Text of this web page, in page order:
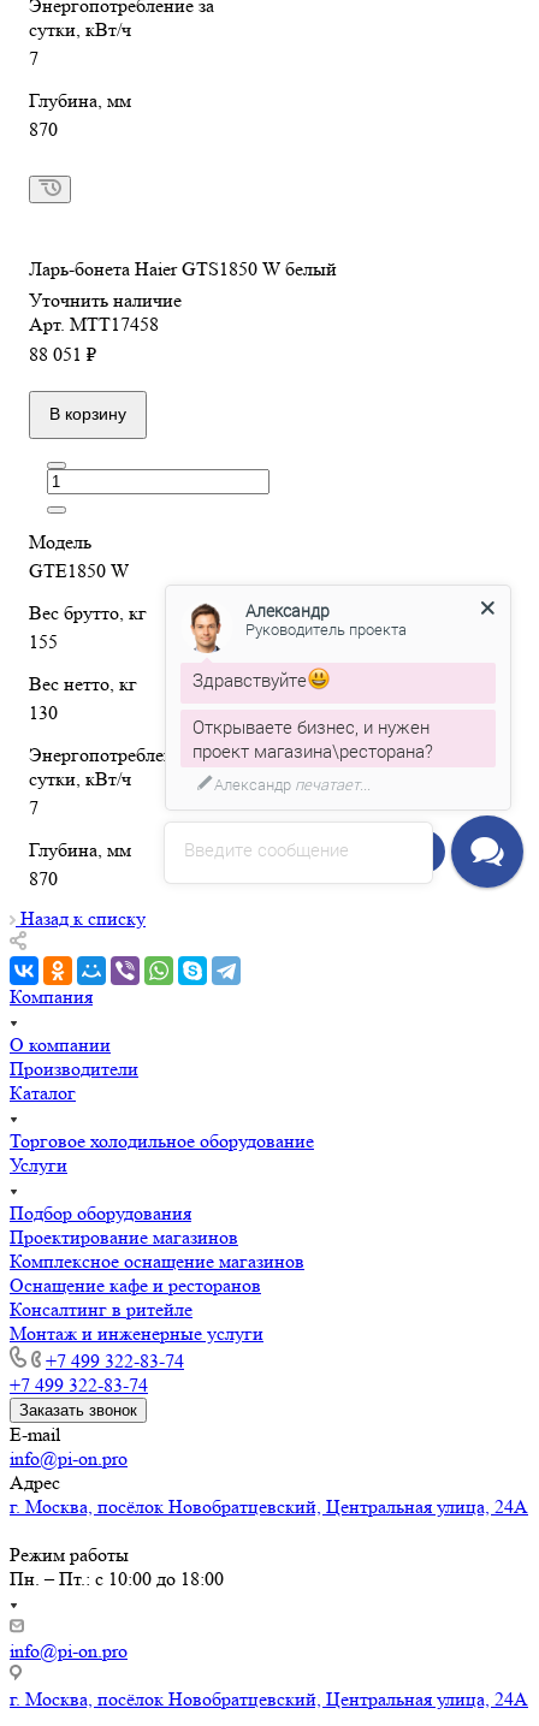
Энергопотребление за
сутки, кВт/ч
7
Глубина, мм
870
Ларь-бонета Haier GTS1850 W белый
Уточнить наличие
Арт. МТТ17458
88 051 ₽
В корзину
Модель
GTE1850 W
Вес брутто, кг
155
Вес нетто, кг
130
Энергопотребление за
сутки, кВт/ч
7
Глубина, мм
870
Назад к списку
Компания
О компании
Производители
Каталог
Торговое холодильное оборудование
Услуги
Подбор оборудования
Проектирование магазинов
Комплексное оснащение магазинов
Оснащение кафе и ресторанов
Консалтинг в ритейле
Монтаж и инженерные услуги
+7 499 322-83-74
+7 499 322-83-74
Заказать звонок
E-mail
info@pi-on.pro
Адрес
г. Москва, посёлок Новобратцевский, Центральная улица, 24А
Режим работы
Пн. – Пт.: с 10:00 до 18:00
info@pi-on.pro
г. Москва, посёлок Новобратцевский, Центральная улица, 24А
Напишите нам!
Введите сообщение
Александр
Руководитель проекта
Здравствуйте
Открываете бизнес, и нужен
проект магазина\ресторана?
Александр печатает...